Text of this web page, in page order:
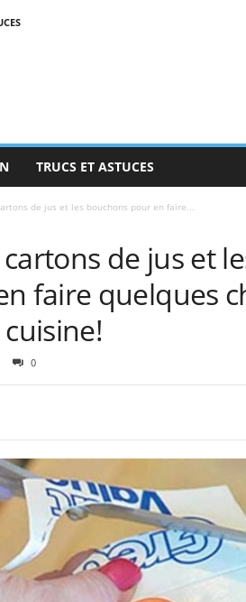
TRUCS ET ASTUCES
de jus et les bouchons pour en faire...
de jus et
faire quelques
0